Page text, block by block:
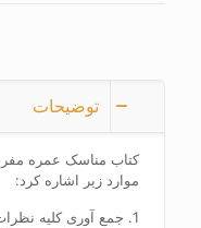
توضیحات
کتاب مناسک عمره
موارد زیر اشاره کرد:
1. جمع آوری کلیه